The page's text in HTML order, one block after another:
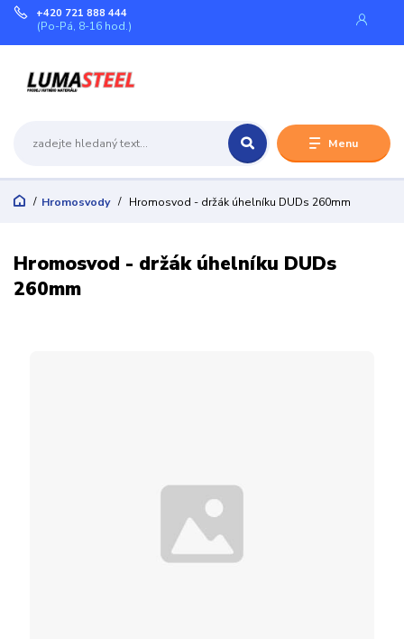
Menu
+420 721 888 444
(Po-Pá, 8-16 hod.)
Hromosvody Hromosvod - držák úhelníku DUDs 260mm
Hromosvod - držák úhelníku DUDs
260mm